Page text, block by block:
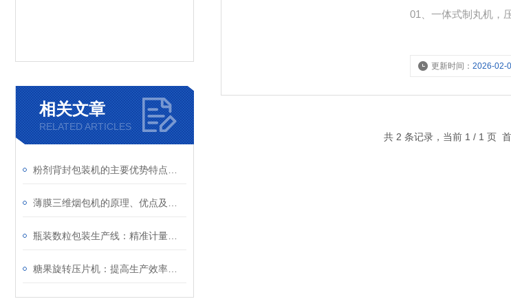
相关文章
RELATED ARTICLES
01、一体式制丸机，
更新时间：2026-02-
共 2 条记录，当前 1 / 1 页